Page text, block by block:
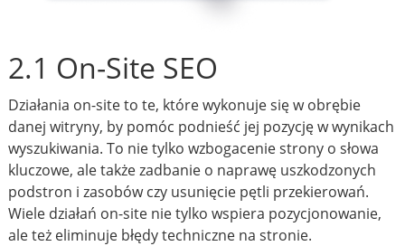
2.1 On-Site SEO
Działania on-site to te, które wykonuje się w obrębie
danej witryny, by pomóc podnieść jej pozycję w wynikach
wyszukiwania. To nie tylko wzbogacenie strony o słowa
kluczowe, ale także zadbanie o naprawę uszkodzonych
podstron i zasobów czy usunięcie pętli przekierowań.
Wiele działań on-site nie tylko wspiera pozycjonowanie,
ale też eliminuje błędy techniczne na stronie.